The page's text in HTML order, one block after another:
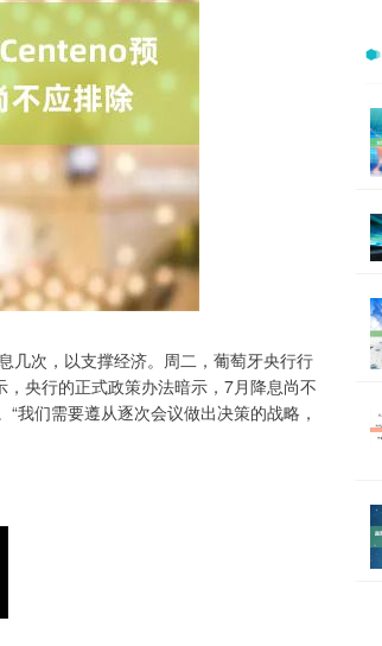
几次，以支撑经济。周二，葡萄牙央行行
央行的正式政策办法暗示，7月降息尚不
我们需要遵从逐次会议做出决策的战略，